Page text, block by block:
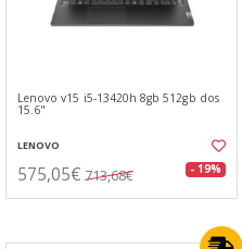
Lenovo v15 i5-13420h 8gb 512gb dos
15.6"
LENOVO
575,05€ 713,68€ - 19%